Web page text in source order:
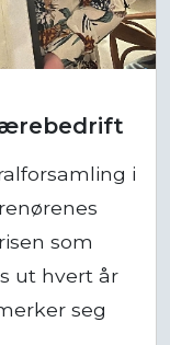
i
som
ut hvert år
seg